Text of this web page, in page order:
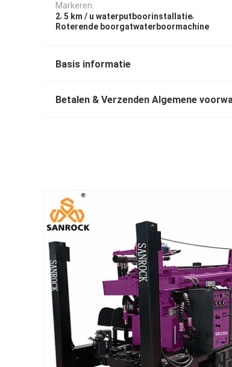
Markeren:
2, 5 km / u waterputboorinstallatie,
Roterende boorgatwaterboormachine
Basis informatie
Betalen & Verzenden Algemene